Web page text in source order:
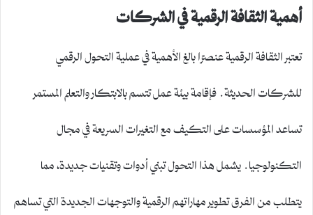
أهمية الثقافة الرقمية في الشركات
تعتبر الثقافة الرقمية عنصرًا بالغ الأهمية في عملية التحول الرقمي
للشركات الحديثة. فإقامة بيئة عمل تتسم بالابتكار والتعلم المستمر
تساعد المؤسسات على التكيف مع التغيرات السريعة في مجال
التكنولوجيا. يشمل هذا التحول تبني أدوات وتقنيات جديدة، مما
يتطلب من الفرق تطوير مهاراتهم الرقمية والتوجهات الجديدة التي تساهم